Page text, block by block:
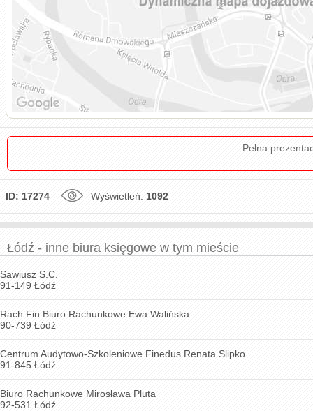
Pełna
ID: 17274 Wyświetleń: 1092
Łódź - inne biura księgowe w tym mieście
Sawiusz S.C.
91-149 Łódź
Rach Fin Biuro Rachunkowe Ewa Walińska
90-739 Łódź
Centrum Audytowo-Szkoleniowe Finedus Renata Slipko
91-845 Łódź
Biuro Rachunkowe Mirosława Pluta
92-531 Łódź